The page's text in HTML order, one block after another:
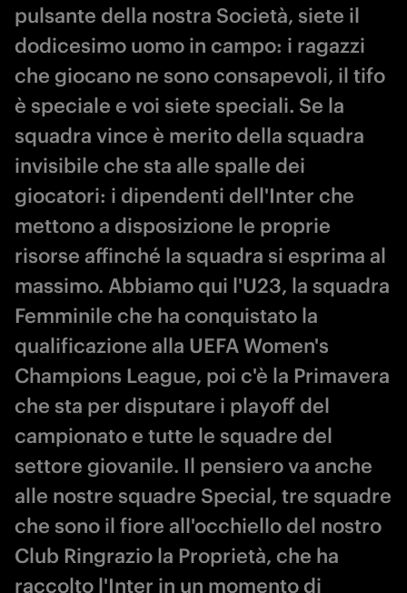
pulsante della nostra Società, siete il
dodicesimo uomo in campo: i ragazzi
che giocano ne sono consapevoli, il tifo
è speciale e voi siete speciali. Se la
squadra vince è merito della squadra
invisibile che sta alle spalle dei
giocatori: i dipendenti dell'Inter che
mettono a disposizione le proprie
risorse affinché la squadra si esprima al
massimo. Abbiamo qui l'U23, la squadra
Femminile che ha conquistato la
qualificazione alla UEFA Women's
Champions League, poi c'è la Primavera
che sta per disputare i playoff del
campionato e tutte le squadre del
settore giovanile. Il pensiero va anche
alle nostre squadre Special, tre squadre
che sono il fiore all'occhiello del nostro
Club Ringrazio la Proprietà, che ha
raccolto l'Inter in un momento di